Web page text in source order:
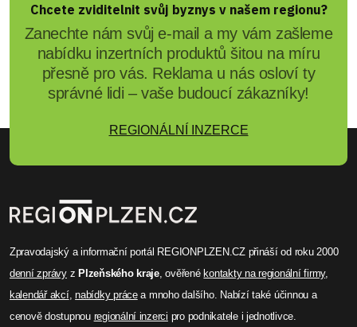
Chcete zviditelnit svůj byznys v našem regionu?
Zanechte nám svůj e-mail a my vám zašleme
nabídku inzertních produktů šitou na míru
přesně pro vás. Reklama u nás osloví ty
správné lidi – vaše budoucí zákazníky!
REGIONÁLNÍ INZERCE
Zpravodajský a informační portál REGIONPLZEN.CZ přináší od roku 2000
denní zprávyz Plzeňského kraje, ověřené kontakty na regionální firmy,
kalendář akcí,nabídky prácea mnoho dalšího. Nabízí také účinnou a
cenově dostupnou regionální inzerci pro podnikatele i jednotlivce.